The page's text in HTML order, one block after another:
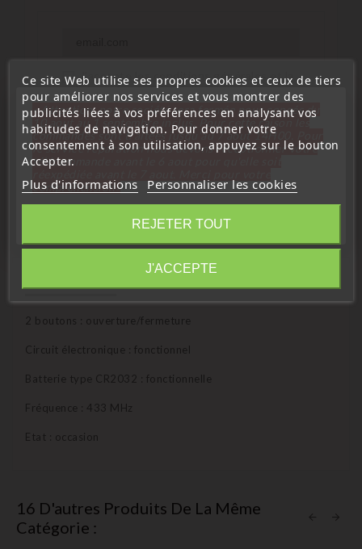
J'accepte les conditions générales et la
politique de confidentialité
PRÉVENEZ-MOI QUAND
DISPONIBLE
2 boutons : ouverture/fermeture
Circuit électronique : fonctionnel
Batterie type CR2032 : fonctionnelle
Fréquence : 433 MHz
Etat : occasion
16 D'autres Produits De La Même
Catégorie :
Ce site Web utilise ses propres cookies et ceux de tiers
pour améliorer nos services et vous montrer des
publicités liées à vos préférences en analysant vos
habitudes de navigation. Pour donner votre
consentement à son utilisation, appuyez sur le bouton
Accepter.
Plus d'informations Personnaliser les cookies
REJETER TOUT
J'ACCEPTE
« Attention, notre société sera fermée pour congés du
10 aout au 1 septembre inclus. Pour cette raison les
commandes sont traitées jusqu'au 7 aout 14H00. Pour
le service réparation nous devons réceptionner votre
télécommande avant le 6 aout pour qu'elle soit
compréhension»
Fermer
Information